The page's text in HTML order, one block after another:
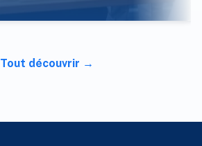
Tout découvrir